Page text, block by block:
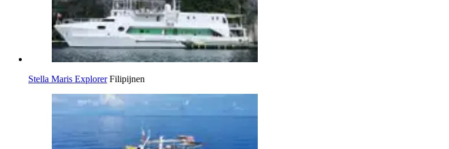
Stella Maris Explorer Filipijnen